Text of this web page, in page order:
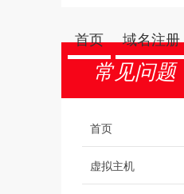
首页 域名注册
常见问题
首页
虚拟主机